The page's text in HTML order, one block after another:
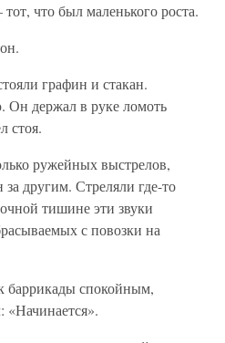
что был маленького роста.
графин и стакан.
Он держал в руке ломоть
стоя.
ружейных выстрелов,
другим. Стреляли где-то
тишине эти звуки
с повозки на
баррикады спокойным,
«Начинается».